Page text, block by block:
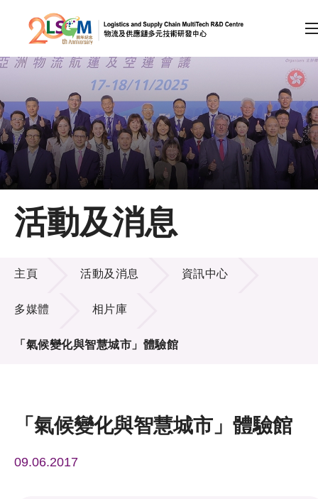
跳到內容（按回車鍵）
會員登入
A A EN 繁 简
主頁
關於LSCM
技術商品化
項目及資助計劃
活動及消息
活動及消息
主頁 活動及消息 資訊中心
多媒體 相片庫
「氣候變化與智慧城市」體驗館
「氣候變化與智慧城市」體驗館
09.06.2017